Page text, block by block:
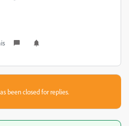
been closed for replies.